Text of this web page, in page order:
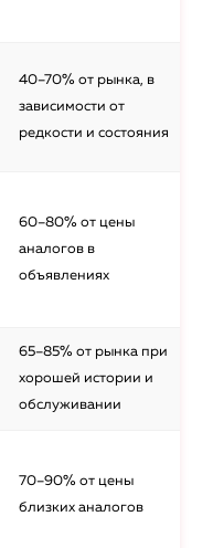
40–70% от рынка, в
зависимости от
редкости и состояния
60–80% от цены
аналогов в
объявлениях
65–85% от рынка при
хорошей истории и
обслуживании
70–90% от цены
близких аналогов